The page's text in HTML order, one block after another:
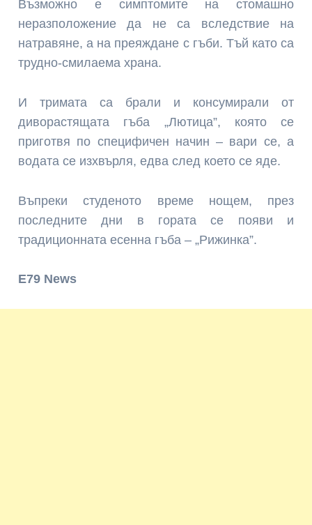
Възможно е симптомите на стомашно
неразположение да не са вследствие на
натравяне, а на преяждане с гъби. Тъй като са
трудно-смилаема храна.
И тримата са брали и консумирали от
диворастящата гъба „Лютица”, която се
приготвя по специфичен начин – вари се, а
водата се изхвърля, едва след което се яде.
Въпреки студеното време нощем, през
последните дни в гората се появи и
традиционната есенна гъба – „Рижинка”.
E79 News